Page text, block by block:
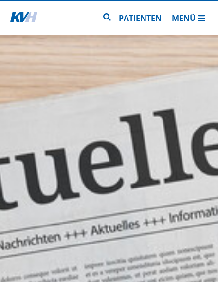
Zur Startseite Zur Seitensuche
PATIENTEN MENÜ